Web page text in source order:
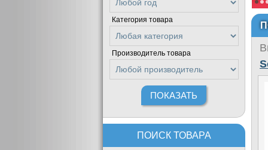
Категория товара
Производитель товара
ПОИСК ТОВАРА